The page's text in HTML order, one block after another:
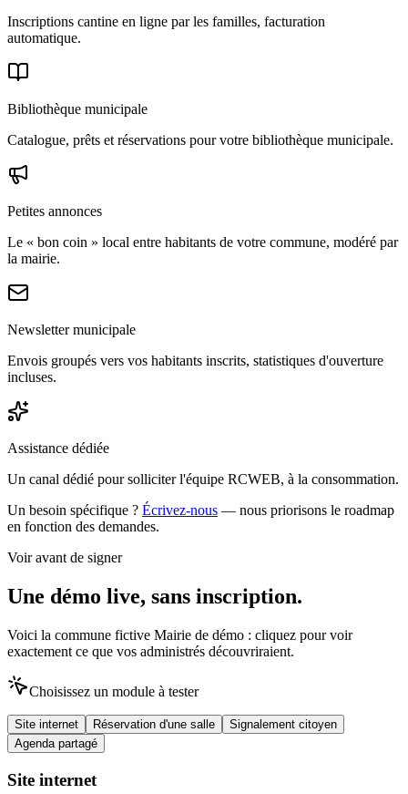
Inscriptions cantine en ligne par les familles, facturation
automatique.
Bibliothèque municipale
Catalogue, prêts et réservations pour votre bibliothèque municipale.
Petites annonces
Le « bon coin » local entre habitants de votre commune, modéré par
la mairie.
Newsletter municipale
Envois groupés vers vos habitants inscrits, statistiques d'ouverture
incluses.
Assistance dédiée
Un canal dédié pour solliciter l'équipe RCWEB, à la consommation.
Un besoin spécifique ? Écrivez-nous — nous priorisons le roadmap
en fonction des demandes.
Voir avant de signer
Une démo live, sans inscription.
Voici la commune fictive Mairie de démo : cliquez pour voir
exactement ce que vos administrés découvriraient.
Choisissez un module à tester
Site internet Réservation d'une salle
Signalement citoyen
Agenda partagé
Site internet